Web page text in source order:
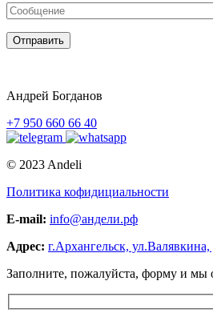
Отправить
Андрей Богданов
+7 950 660 66 40
© 2023 Andeli
Политика кофидициальности
E-mail: info@андели.рф
Адрес: г.Архангельск, ул.Валявкина,
Заполните, пожалуйста, форму и мы